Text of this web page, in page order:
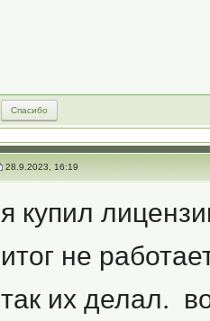
Спасибо
28.9.2023, 16:19
я купил
итог не
так их делал.